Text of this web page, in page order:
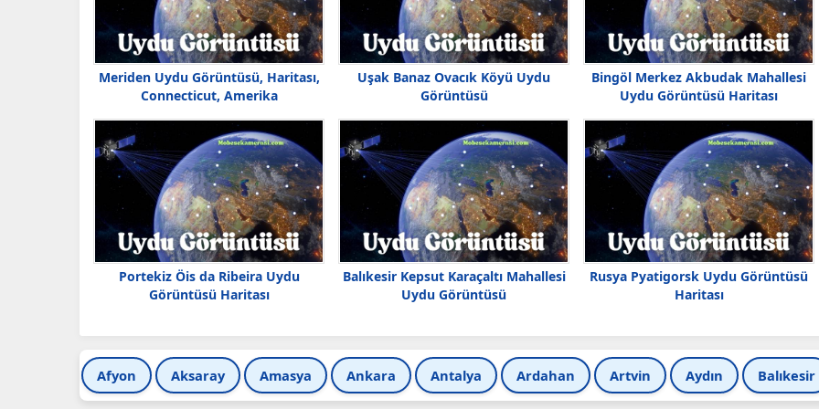
Meriden Uydu Görüntüsü, Haritası,
Connecticut, Amerika
Uşak Banaz Ovacık Köyü Uydu
Görüntüsü
Bingöl Merkez Akbudak Mahallesi
Uydu Görüntüsü Haritası
Portekiz Öis da Ribeira Uydu
Görüntüsü Haritası
Balıkesir Kepsut Karaçaltı Mahallesi
Uydu Görüntüsü
Rusya Pyatigorsk Uydu Görüntüsü
Haritası
Afyon Aksaray Amasya Ankara Antalya Ardahan Artvin Aydın Balıkesir